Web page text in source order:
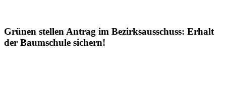
Grünen stellen Antrag im Bezirksausschuss: Erhalt
der Baumschule sichern!